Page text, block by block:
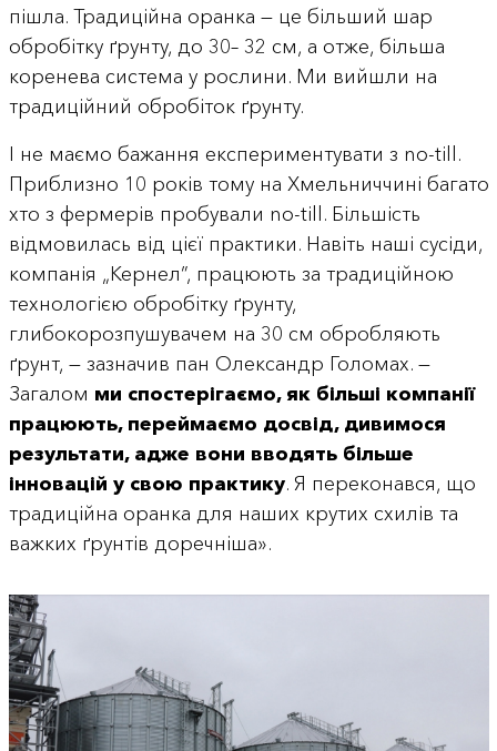
пішла. Традиційна оранка — це більший шар
обробітку ґрунту, до 30– 32 см, а отже, більша
коренева система у рослини. Ми вийшли на
традиційний обробіток ґрунту.
І не маємо бажання експериментувати з no-till.
Приблизно 10 років тому на Хмельниччині багато
хто з фермерів пробували no-till. Більшість
відмовилась від цієї практики. Навіть наші сусіди,
компанія „Кернел”, працюють за традиційною
технологією обробітку ґрунту,
глибокорозпушувачем на 30 см обробляють
ґрунт, — зазначив пан Олександр Голомах. —
Загалом ми спостерігаємо, як більші компанії
працюють, переймаємо досвід, дивимося
результати, адже вони вводять більше
інновацій у свою практику. Я переконався, що
традиційна оранка для наших крутих схилів та
важких ґрунтів доречніша».